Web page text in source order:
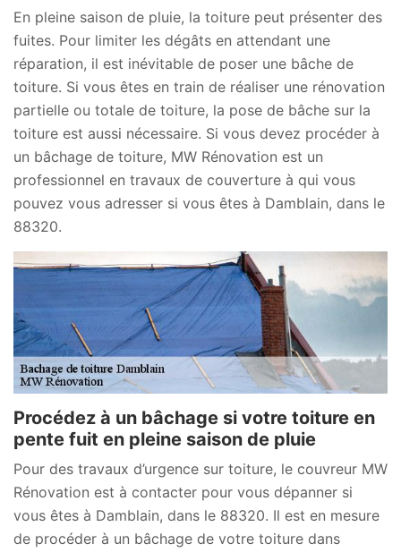
En pleine saison de pluie, la toiture peut présenter des
fuites. Pour limiter les dégâts en attendant une
réparation, il est inévitable de poser une bâche de
toiture. Si vous êtes en train de réaliser une rénovation
partielle ou totale de toiture, la pose de bâche sur la
toiture est aussi nécessaire. Si vous devez procéder à
un bâchage de toiture, MW Rénovation est un
professionnel en travaux de couverture à qui vous
pouvez vous adresser si vous êtes à Damblain, dans le
88320.
Procédez à un bâchage si votre toiture en
pente fuit en pleine saison de pluie
Pour des travaux d’urgence sur toiture, le couvreur MW
Rénovation est à contacter pour vous dépanner si
vous êtes à Damblain, dans le 88320. Il est en mesure
de procéder à un bâchage de votre toiture dans